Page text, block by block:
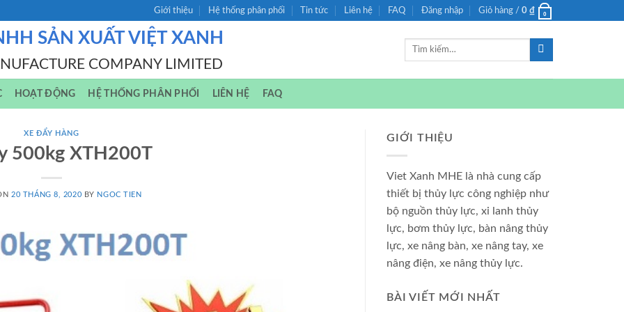
Giới thiệu Hệ thống phân phối Tin tức Liên hệ FAQ Đăng nhập Giỏ hàng / 0 ₫ 0
SẢN XUẤT VIỆT XANH
COMPANY LIMITED
Tìm
HOẠT ĐỘNG HỆ THỐNG PHÂN PHỐI LIÊN HỆ FAQ
XE ĐẨY HÀNG
500kg XTH200T
20 THÁNG 8, 2020 BY NGOC TIEN
GIỚI THIỆU
Viet Xanh MHE là nhà cung cấp
thiết bị thủy lực công nghiệp như
bộ nguồn thủy lực, xi lanh thủy
lực, bơm thủy lực, bàn nâng thủy
lực, xe nâng bàn, xe nâng tay, xe
nâng điện, xe nâng thủy lực.
BÀI VIẾT MỚI NHẤT